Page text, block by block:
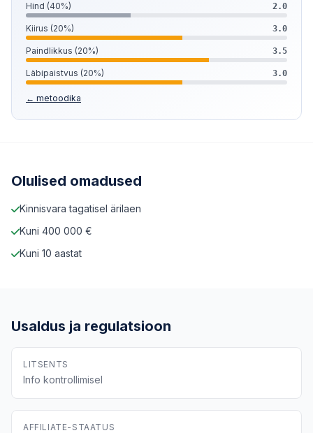
Hind (40%) 2.0
Kiirus (20%) 3.0
Paindlikkus (20%) 3.5
Läbipaistvus (20%) 3.0
← metoodika
Olulised omadused
Kinnisvara tagatisel ärilaen
Kuni 400 000 €
Kuni 10 aastat
Usaldus ja regulatsioon
LITSENTS
Info kontrollimisel
AFFILIATE-STAATUS